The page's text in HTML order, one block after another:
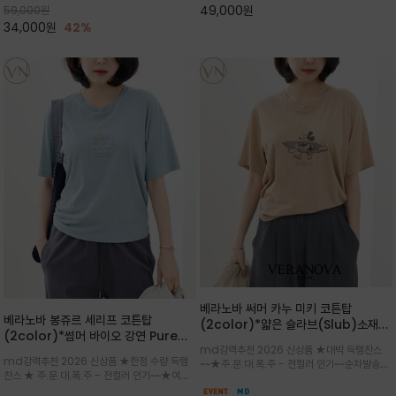
완성
59,000원
34,000원 42%
룩, 모임룩, 데일리룩까지 다양하게
49,000원
베라노바 봉쥬르 세리프 코튼탑
(2color)*썸머 바이오 강연 Pure
성적인 프랑스어 수식어를 조합
md강력추천 2026 신상품 ★한정 수량 득템
찬스 ★ 주.문.대.폭.주 - 전컬러 인기~~★여름
베라노바 써머 카누 미키 코튼탑
(2color)*얇은 슬라브(Slub)소재
하며, 몸에 잘 달라붙지 않아 쾌적
md강력추천 2026 신상품 ★대박 득템찬스
~~★주.문.대.폭.주 - 전컬러 인기~~순차발송중
드롭숄더 핏과 부드러운 라운드넥이 편안하며, 앞